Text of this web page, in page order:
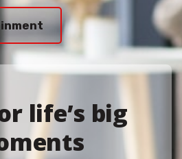
life’s big